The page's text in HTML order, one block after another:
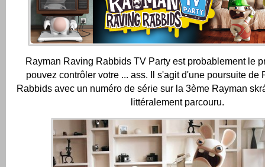
Rayman Raving Rabbids TV Party est probablement le
pouvez contrôler votre ... ass. Il s'agit d'une poursuite de
Rabbids avec un numéro de série sur la 3ème Rayman
littéralement parcouru.